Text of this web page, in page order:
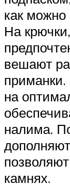
как
На
вешают
приманки.
на
налима.
камнях.